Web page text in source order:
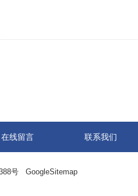
在线留言 联系我们
号
GoogleSitemap